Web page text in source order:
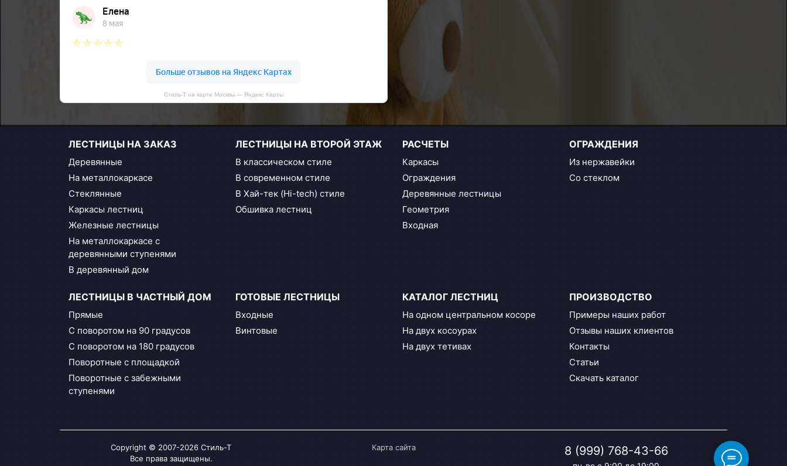
Стиль-Т на карте Москвы — Яндекс Карты
ЛЕСТНИЦЫ НА ЗАКАЗ
Деревянные
На металлокаркасе
Стеклянные
Каркасы лестниц
Железные лестницы
На металлокаркасе с
деревянными ступенями
В деревянный дом
ЛЕСТНИЦЫ НА ВТОРОЙ ЭТАЖ
В классическом стиле
В современном стиле
В Хай-тек (Hi-tech) стиле
Обшивка лестниц
РАСЧЕТЫ
Каркасы
Ограждения
Деревянные лестницы
Геометрия
Входная
ОГРАЖДЕНИЯ
Из нержавейки
Со стеклом
ЛЕСТНИЦЫ В ЧАСТНЫЙ ДОМ
Прямые
С поворотом на 90 градусов
С поворотом на 180 градусов
Поворотные с площадкой
Поворотные с забежными
ступенями
ГОТОВЫЕ ЛЕСТНИЦЫ
Входные
Винтовые
КАТАЛОГ ЛЕСТНИЦ
На одном центральном косоре
На двух косоурах
На двух тетивах
ПРОИЗВОДСТВО
Примеры наших работ
Отзывы наших клиентов
Контакты
Статьи
Скачать каталог
Copyright © 2007-2026 Стиль-Т
Все права защищены.
Карта сайта 8 (999) 768-43-66